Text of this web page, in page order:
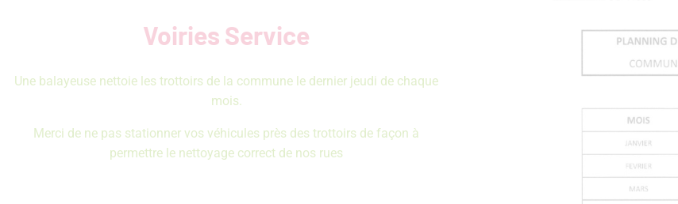
Voiries Service
Une balayeuse nettoie les trottoirs de la commune le dernier jeudi de chaque
mois.
Merci de ne pas stationner vos véhicules près des trottoirs de façon à
permettre le nettoyage correct de nos rues